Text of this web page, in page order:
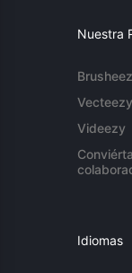
Nuestra
Vecteezy
Videezy
Idiomas